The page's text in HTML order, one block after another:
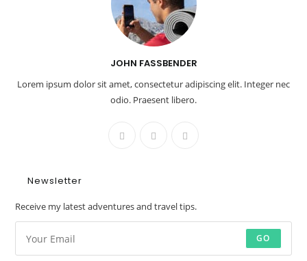
JOHN FASSBENDER
Lorem ipsum dolor sit amet, consectetur adipiscing elit. Integer nec
odio. Praesent libero.
Newsletter
Receive my latest adventures and travel tips.
GO